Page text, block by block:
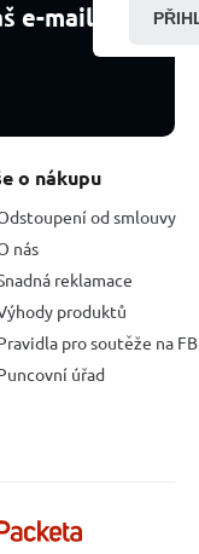
e-mail
o nákupu
od smlouvy
nás
reklamace
produktů
pro soutěže na FB
úřad